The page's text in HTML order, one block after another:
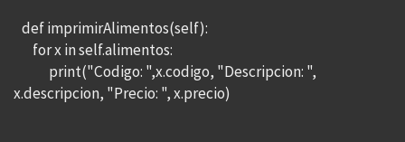
def imprimirAlimentos(self):
for x in self.alimentos:
print("Codigo: ",x.codigo, "Descripcion: ",
x.descripcion, "Precio: ", x.precio)